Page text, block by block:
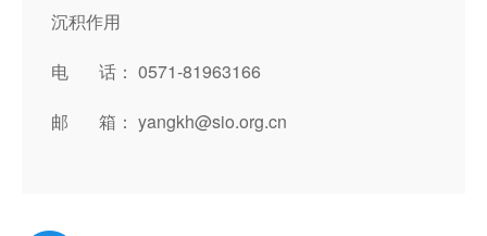
沉积作用
电 话： 0571-81963166
邮 箱： yangkh@sio.org.cn